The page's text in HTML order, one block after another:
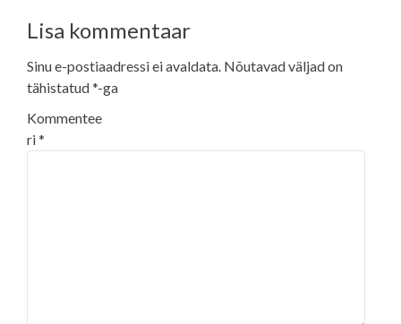
navigation
Lisa kommentaar
Sinu e-postiaadressi ei avaldata. Nõutavad väljad on
tähistatud*-ga
Kommentee
ri*